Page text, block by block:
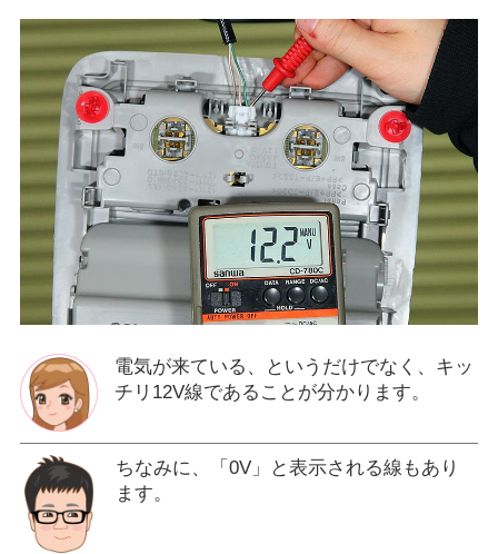
電気が来ている、というだけでなく、キッ
チリ12V線であることが分かります。
ちなみに、「0V」と表示される線もあり
ます。